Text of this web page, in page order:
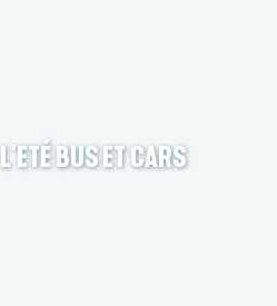
L'ETÉ BUS ET CARS